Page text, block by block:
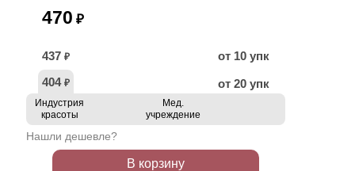
470 ₽
437 ₽
от 10 упк
404 ₽ от 20 упк
Индустрия
красоты
Мед.
учреждение
Нашли дешевле?
В корзину